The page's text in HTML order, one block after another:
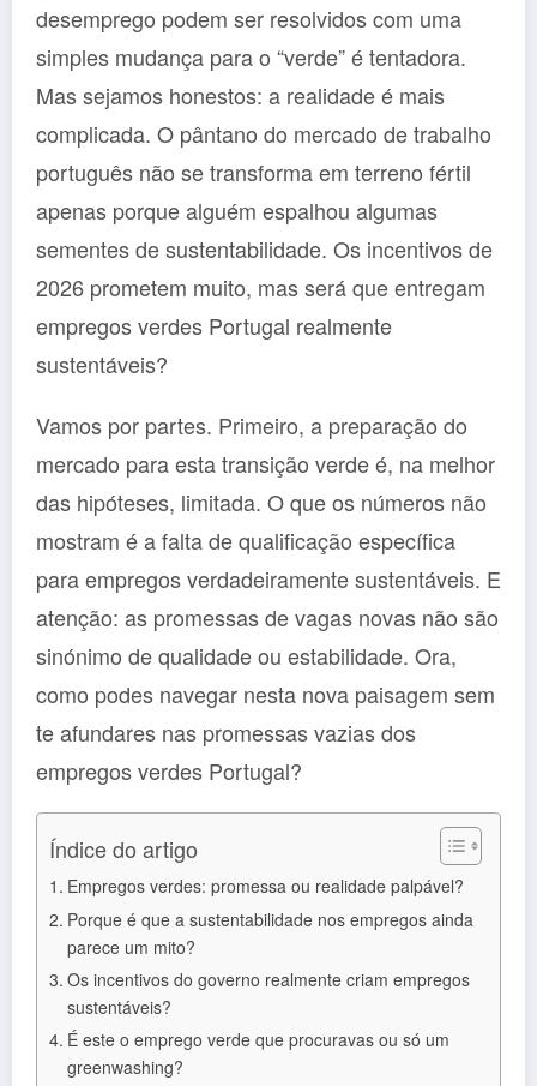
desemprego podem ser resolvidos com uma
simples mudança para o “verde” é tentadora.
Mas sejamos honestos: a realidade é mais
complicada. O pântano do mercado de trabalho
português não se transforma em terreno fértil
apenas porque alguém espalhou algumas
sementes de sustentabilidade. Os incentivos de
2026 prometem muito, mas será que entregam
empregos verdes Portugal realmente
sustentáveis?
Vamos por partes. Primeiro, a preparação do
mercado para esta transição verde é, na melhor
das hipóteses, limitada. O que os números não
mostram é a falta de qualificação específica
para empregos verdadeiramente sustentáveis. E
atenção: as promessas de vagas novas não são
sinónimo de qualidade ou estabilidade. Ora,
como podes navegar nesta nova paisagem sem
te afundares nas promessas vazias dos
empregos verdes Portugal?
Índice do artigo
Empregos verdes: promessa ou realidade palpável?
Porque é que a sustentabilidade nos empregos ainda
parece um mito?
Os incentivos do governo realmente criam empregos
sustentáveis?
É este o emprego verde que procuravas ou só um
greenwashing?